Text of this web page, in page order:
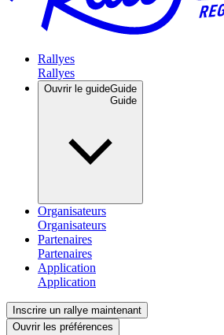
Rallyes
Ouvrir le guideGuide
Organisateurs
Partenaires
Application
Inscrire un rallye maintenant
Ouvrir les préférences